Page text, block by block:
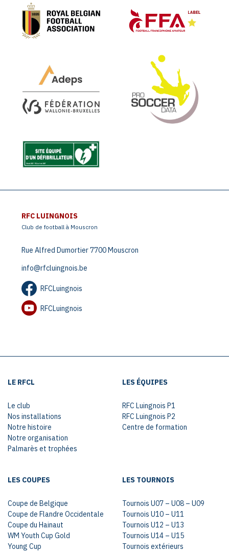
RFC LUINGNOIS
Club de football à Mouscron
Rue Alfred Dumortier 7700 Mouscron
info@rfcluingnois.be
RFCLuingnois
RFCLuingnois
LE RFCL
Le club
Nos installations
Notre histoire
Notre organisation
Palmarès et trophées
LES ÉQUIPES
RFC Luingnois P1
RFC Luingnois P2
Centre de formation
LES COUPES
Coupe de Belgique
Coupe de Flandre Occidentale
Coupe du Hainaut
WM Youth Cup Gold
Young Cup
LES TOURNOIS
Tournois U07 – U08 – U09
Tournois U10 – U11
Tournois U12 – U13
Tournois U14 – U15
Tournois extérieurs